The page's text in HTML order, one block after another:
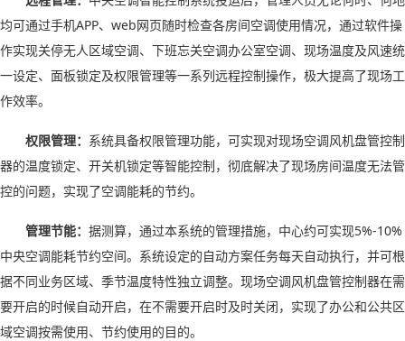
均可通过手机APP、 web网页随时检查各房间空调使用情况，通过软件操
作实现关停无人区域空调、下班忘关空调办公室空调、现场温度及风速统
一设定、面板锁定及权限管理等一系列远程控制操作，极大提高了现场工
作效率。
权限管理： 系统具备权限管理功能，可实现对现场空调风机盘管控制
器的温度锁定、开关机锁定等智能控制，彻底解决了现场房间温度无法管
控的问题，实现了空调能耗的节约。
管理节能： 据测算，通过本系统的管理措施，中心约可实现5%-10%
中央空调能耗节约空间。系统设定的自动方案任务每天自动执行，并可根
据不同业务区域、季节温度特性独立调整。现场空调风机盘管控制器在需
要开启的时候自动开启，在不需要开启时及时关闭，实现了办公和公共区
域空调按需使用、节约使用的目的。